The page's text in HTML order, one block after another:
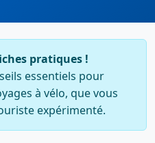
pratiques !
essentiels pour
à vélo, que vous
expérimenté.